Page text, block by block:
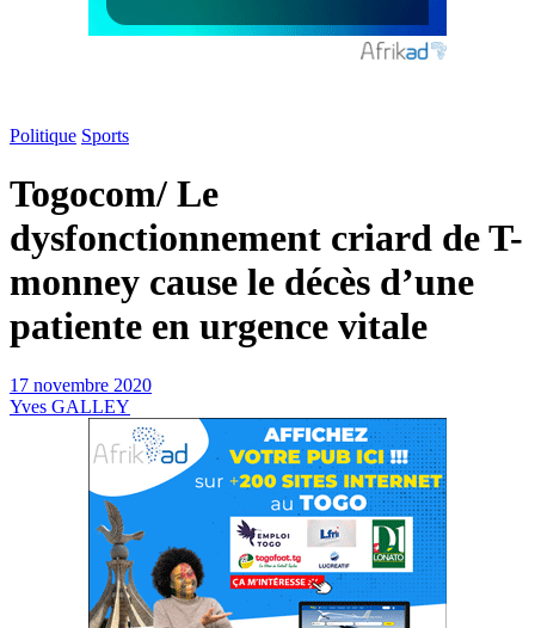
Politique Sports
Togocom/ Le
dysfonctionnement criard de T-
monney cause le décès d’une
patiente en urgence vitale
17 novembre 2020
Yves GALLEY